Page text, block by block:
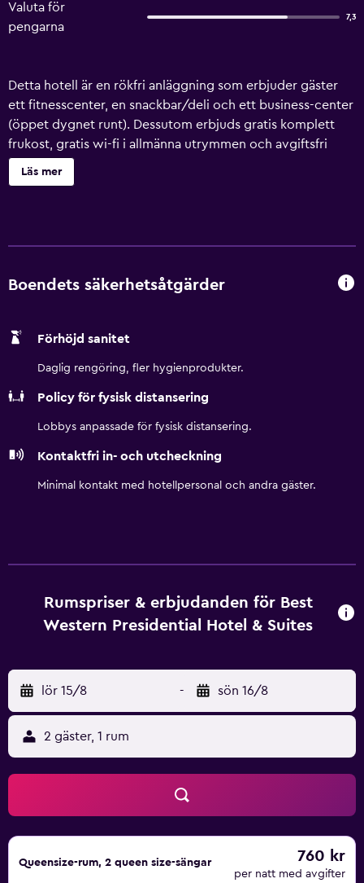
Valuta för
pengarna
7,3
Detta hotell är en rökfri anläggning som erbjuder gäster
ett fitnesscenter, en snackbar/deli och ett business-center
(öppet dygnet runt). Dessutom erbjuds gratis komplett
frukost, gratis wi-fi i allmänna utrymmen och avgiftsfri
parkering. Gäster får även tillgång till bekvämligheter som
business-service, tvättmöjligheter och dygnet runt-öppen
rummet. Detta hotell i Pine Bluff erbjuder sina gäster gratis
(restriktioner kan förekomma). Dessutom har rummen
Läs mer
Boendets säkerhetsåtgärder
Förhöjd sanitet
Daglig rengöring, fler hygienprodukter.
Policy för fysisk distansering
Lobbys anpassade för fysisk distansering.
Kontaktfri in- och utcheckning
Minimal kontakt med hotellpersonal och andra gäster.
Rumspriser & erbjudanden för Best
Western Presidential Hotel & Suites
lör 15/8 - sön 16/8
2 gäster, 1 rum
Queensize-rum, 2 queen size-sängar 760 kr
per natt med avgifter